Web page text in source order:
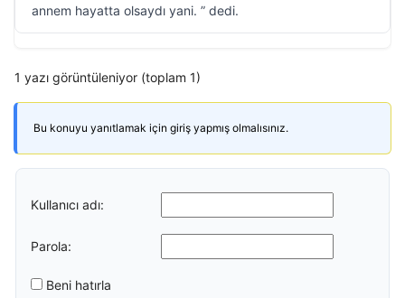
annem hayatta olsaydı yani. ” dedi.
1 yazı görüntüleniyor (toplam 1)
Bu konuyu yanıtlamak için giriş yapmış olmalısınız.
Kullanıcı adı:
Parola:
Beni hatırla